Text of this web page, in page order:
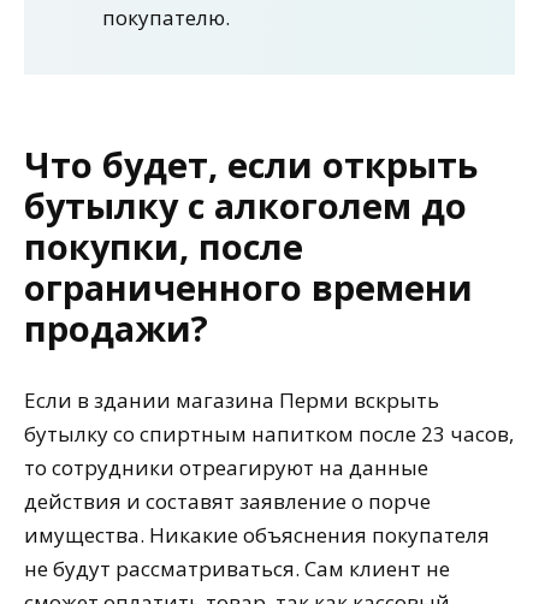
покупателю.
Что будет, если открыть
бутылку с алкоголем до
покупки, после
ограниченного времени
продажи?
Если в здании магазина Перми вскрыть
бутылку со спиртным напитком после 23 часов,
то сотрудники отреагируют на данные
действия и составят заявление о порче
имущества. Никакие объяснения покупателя
не будут рассматриваться. Сам клиент не